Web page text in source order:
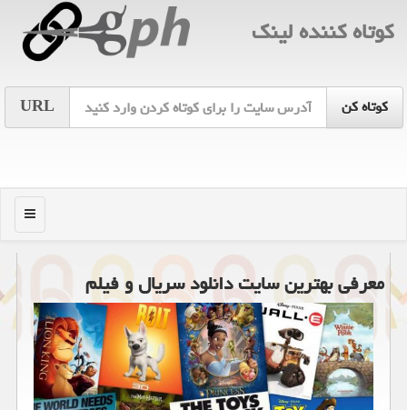
كوتاه كننده لینك
URL
منو
معرفی بهترین سایت دانلود سریال و فیلم